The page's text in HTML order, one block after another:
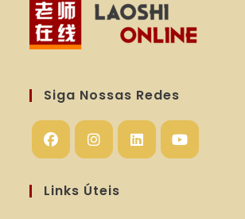
Siga Nossas Redes
em
em
em
Links Úteis